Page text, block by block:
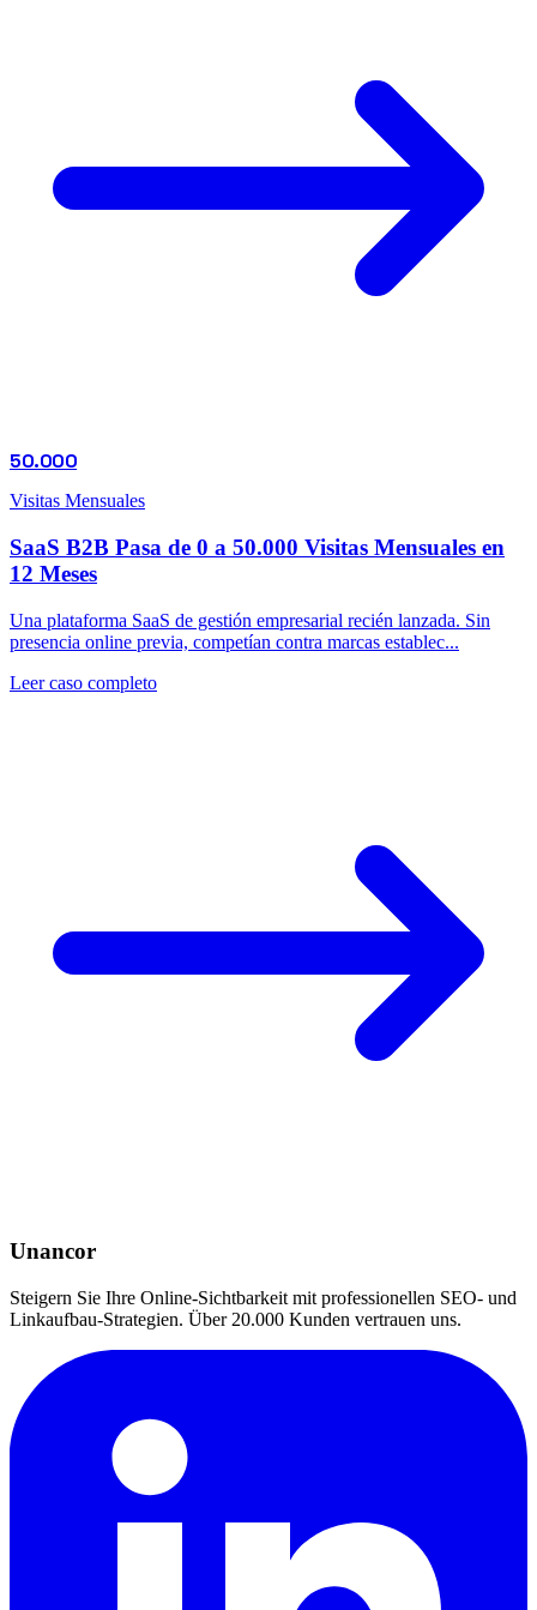
50.000
Visitas Mensuales
SaaS B2B Pasa de 0 a 50.000 Visitas Mensuales en
12 Meses
Una plataforma SaaS de gestión empresarial recién lanzada. Sin
presencia online previa, competían contra marcas establec...
Leer caso completo
Unancor
Steigern Sie Ihre Online-Sichtbarkeit mit professionellen SEO- und
Linkaufbau-Strategien. Über 20.000 Kunden vertrauen uns.